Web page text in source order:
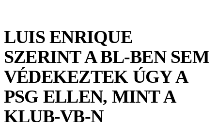
LUIS ENRIQUE
SZERINT A BL-BEN SEM
VÉDEKEZTEK ÚGY A
PSG ELLEN, MINT A
KLUB-VB-N